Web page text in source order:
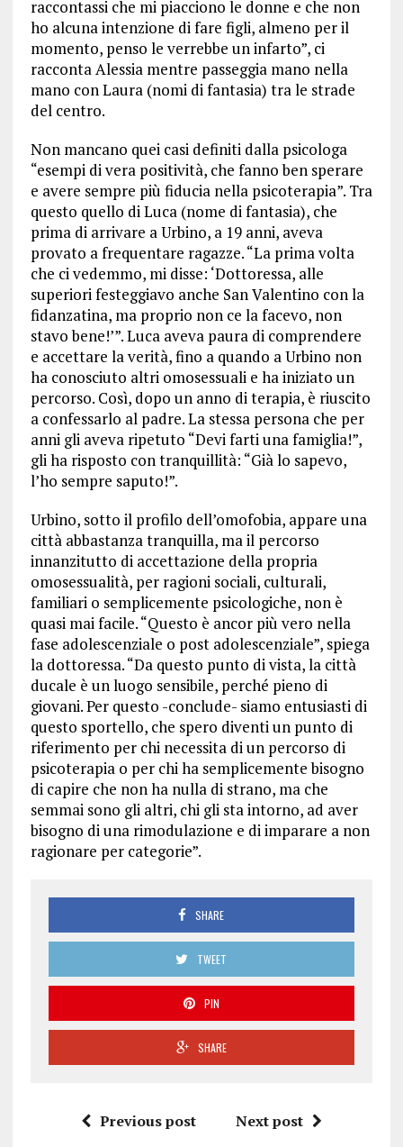
raccontassi che mi piacciono le donne e che non
ho alcuna intenzione di fare figli, almeno per il
momento, penso le verrebbe un infarto”, ci
racconta Alessia mentre passeggia mano nella
mano con Laura (nomi di fantasia) tra le strade
del centro.
Non mancano quei casi definiti dalla psicologa
“esempi di vera positività, che fanno ben sperare
e avere sempre più fiducia nella psicoterapia”. Tra
questo quello di Luca (nome di fantasia), che
prima di arrivare a Urbino, a 19 anni, aveva
provato a frequentare ragazze. “La prima volta
che ci vedemmo, mi disse: ‘Dottoressa, alle
superiori festeggiavo anche San Valentino con la
fidanzatina, ma proprio non ce la facevo, non
stavo bene!’”. Luca aveva paura di comprendere
e accettare la verità, fino a quando a Urbino non
ha conosciuto altri omosessuali e ha iniziato un
percorso. Così, dopo un anno di terapia, è riuscito
a confessarlo al padre. La stessa persona che per
anni gli aveva ripetuto “Devi farti una famiglia!”,
gli ha risposto con tranquillità: “Già lo sapevo,
l’ho sempre saputo!”.
Urbino, sotto il profilo dell’omofobia, appare una
città abbastanza tranquilla, ma il percorso
innanzitutto di accettazione della propria
omosessualità, per ragioni sociali, culturali,
familiari o semplicemente psicologiche, non è
quasi mai facile. “Questo è ancor più vero nella
fase adolescenziale o post adolescenziale”, spiega
la dottoressa. “Da questo punto di vista, la città
ducale è un luogo sensibile, perché pieno di
giovani. Per questo -conclude- siamo entusiasti di
questo sportello, che spero diventi un punto di
riferimento per chi necessita di un percorso di
psicoterapia o per chi ha semplicemente bisogno
di capire che non ha nulla di strano, ma che
semmai sono gli altri, chi gli sta intorno, ad aver
bisogno di una rimodulazione e di imparare a non
ragionare per categorie”.
SHARE
TWEET
PIN
SHARE
Previous post Next post